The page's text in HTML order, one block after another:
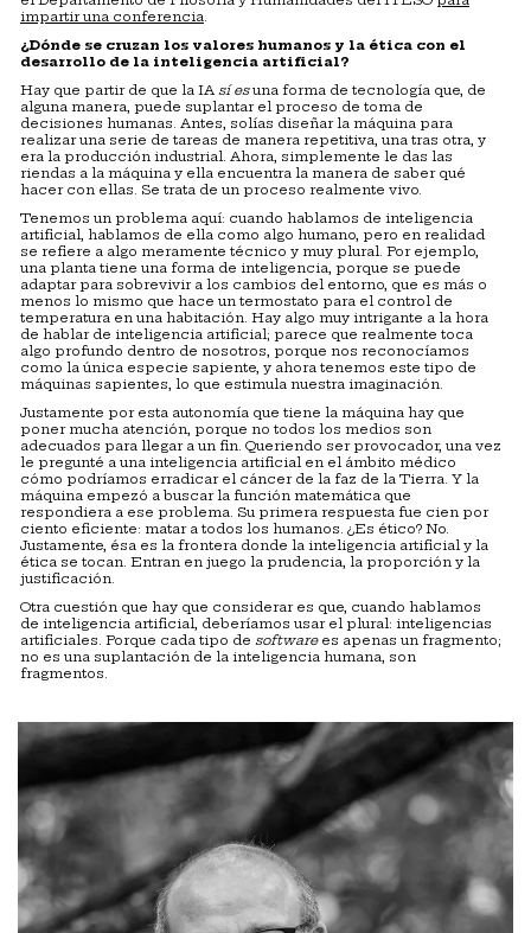
impartir una conferencia
¿Dónde se cruzan los valores humanos y la ética con el
desarrollo de la inteligencia artificial?
Hay que partir de que la IA sí esuna forma de tecnología que, de
alguna manera, puede suplantar el proceso de toma de
decisiones humanas. Antes, solías diseñar la máquina para
realizar una serie de tareas de manera repetitiva, una tras otra, y
era la producción industrial. Ahora, simplemente le das las
riendas a la máquina y ella encuentra la manera de saber qué
hacer con ellas. Se trata de un proceso realmente vivo.
Tenemos un problema aquí: cuando hablamos de inteligencia
artificial, hablamos de ella como algo humano, pero en realidad
se refiere a algo meramente técnico y muy plural. Por ejemplo,
una planta tiene una forma de inteligencia, porque se puede
adaptar para sobrevivir a los cambios del entorno, que es más o
menos lo mismo que hace un termostato para el control de
temperatura en una habitación. Hay algo muy intrigante a la hora
de hablar de inteligencia artificial; parece que realmente toca
algo profundo dentro de nosotros, porque nos reconocíamos
como la única especie sapiente, y ahora tenemos este tipo de
máquinas sapientes, lo que estimula nuestra imaginación.
Justamente por esta autonomía que tiene la máquina hay que
poner mucha atención, porque no todos los medios son
adecuados para llegar a un fin. Queriendo ser provocador, una vez
le pregunté a una inteligencia artificial en el ámbito médico
cómo podríamos erradicar el cáncer de la faz de la Tierra. Y la
máquina empezó a buscar la función matemática que
respondiera a ese problema. Su primera respuesta fue cien por
ciento eficiente: matar a todos los humanos. ¿Es ético? No.
Justamente, ésa es la frontera donde la inteligencia artificial y la
ética se tocan. Entran en juego la prudencia, la proporción y la
justificación.
Otra cuestión que hay que considerar es que, cuando hablamos
de inteligencia artificial, deberíamos usar el plural: inteligencias
artificiales. Porque cada tipo de softwarees apenas un fragmento;
no es una suplantación de la inteligencia humana, son
fragmentos.